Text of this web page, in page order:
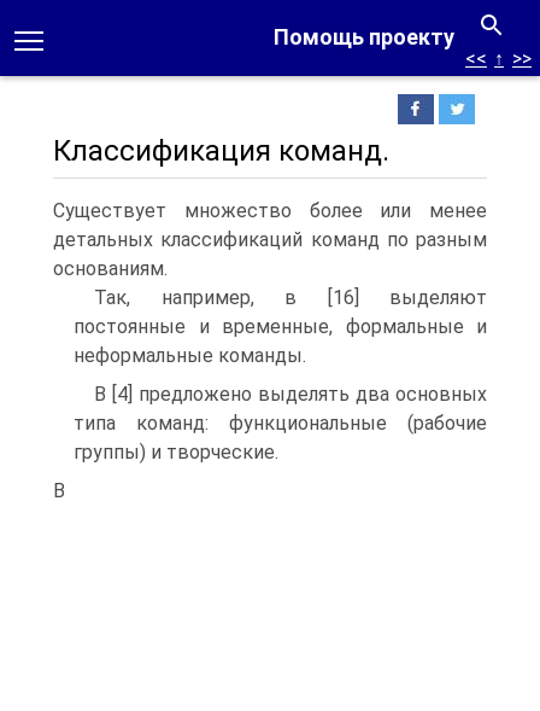
Помощь проекту
<< ↑ >>
Классификация команд.
Существует множество более или менее
детальных классификаций команд по разным
основаниям.
Так, например, в [16] выделяют
постоянные и временные, формальные и
неформальные команды.
В [4] предложено выделять два основных
типа команд: функциональные (рабочие
группы) и творческие.
В